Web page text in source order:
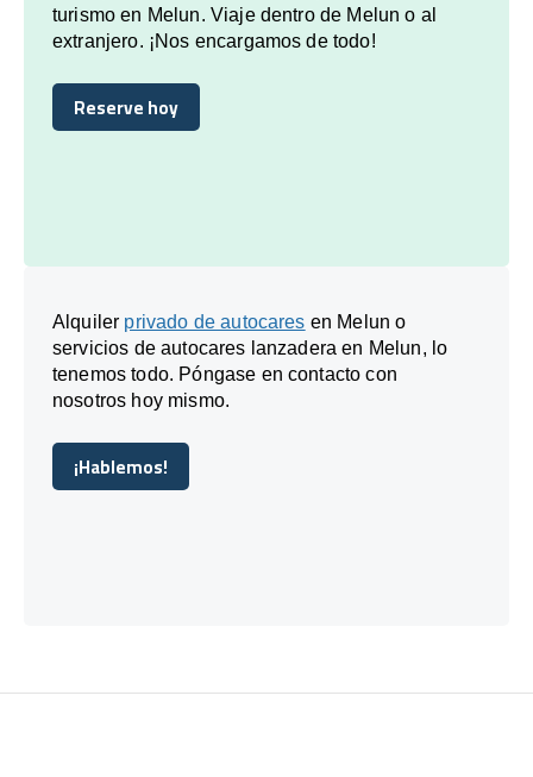
turismo en Melun. Viaje dentro de Melun o al
extranjero. ¡Nos encargamos de todo!
Reserve hoy
Reserve hoy
Alquiler privado de autocares en Melun o
servicios de autocares lanzadera en Melun, lo
tenemos todo. Póngase en contacto con
nosotros hoy mismo.
¡Hablemos!
¡Hablemos!